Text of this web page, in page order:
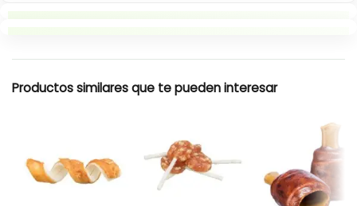
Productos similares que te pueden interesar